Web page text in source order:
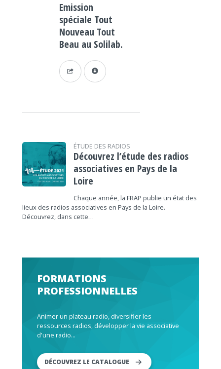
Emission
spéciale Tout
Nouveau Tout
Beau au Solilab.
ÉTUDE DES RADIOS
Découvrez l’étude des radios
associatives en Pays de la
Loire
Chaque année, la FRAP publie un état des
lieux des radios associatives en Pays de la Loire.
Découvrez, dans cette…
FORMATIONS
PROFESSIONNELLES
Animer un plateau radio, diversifier les
ressources radios, développer la vie associative
d'une radio...
DÉCOUVREZ LE CATALOGUE